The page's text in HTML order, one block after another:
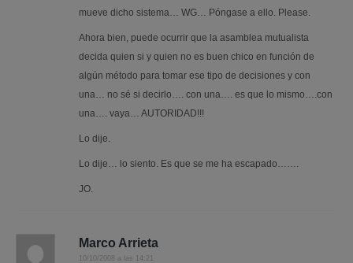
mueve dicho sistema… WG… Póngase a ello. Please.
Ahora bien, puede ocurrir que la asamblea mutualista
decida quien si y quien no es buen chico en función de
algún método para tomar ese tipo de decisiones y con
una… no sé si decirlo…. con una…. es que lo mismo….con
una…. vaya… AUTORIDAD!!!
Lo dije.
Lo dije… lo siento. Es que se me ha escapado…….
JO.
Marco Arrieta
10/10/2008 a las 14:21